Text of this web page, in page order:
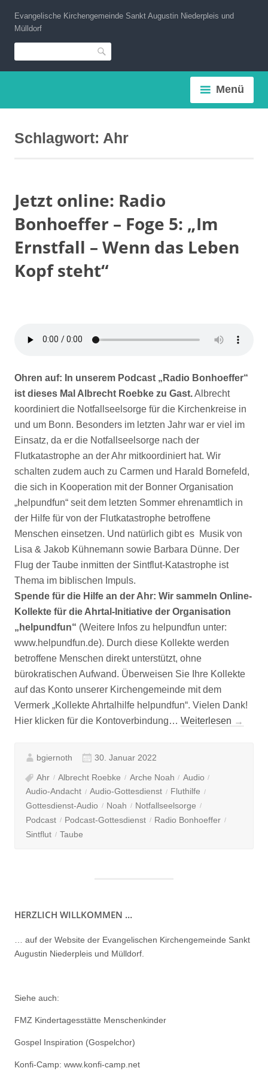
Inhalt
springen
Evangelische Kirchengemeinde Sankt Augustin Niederpleis und
Mülldorf
Suche
Menü
Schlagwort: Ahr
Jetzt online: Radio
Bonhoeffer – Foge 5: „Im
Ernstfall – Wenn das Leben
Kopf steht“
Ohren auf: In unserem Podcast „Radio Bonhoeffer“
ist dieses Mal Albrecht Roebke zu Gast.Albrecht
koordiniert die Notfallseelsorge für die Kirchenkreise in
und um Bonn. Besonders im letzten Jahr war er viel im
Einsatz, da er die Notfallseelsorge nach der
Flutkatastrophe an der Ahr mitkoordiniert hat. Wir
schalten zudem auch zu Carmen und Harald Bornefeld,
die sich in Kooperation mit der Bonner Organisation
„helpundfun“ seit dem letzten Sommer ehrenamtlich in
der Hilfe für von der Flutkatastrophe betroffene
Menschen einsetzen. Und natürlich gibt es Musik von
Lisa & Jakob Kühnemann sowie Barbara Dünne. Der
Flug der Taube inmitten der Sintflut-Katastrophe ist
Thema im biblischen Impuls.
Spende für die Hilfe an der Ahr: Wir sammeln Online-
Kollekte für die Ahrtal-Initiative der Organisation
„helpundfun“ (Weitere Infos zu helpundfun unter:
www.helpundfun.de). Durch diese Kollekte werden
betroffene Menschen direkt unterstützt, ohne
bürokratischen Aufwand. Überweisen Sie Ihre Kollekte
auf das Konto unserer Kirchengemeinde mit dem
Vermerk „Kollekte Ahrtalhilfe helpundfun“. Vielen Dank!
Hier klicken für die Kontoverbindung… Weiterlesen
„Jetzt
steht““
→
bgiernoth 30. Januar 2022
Ahr Albrecht Roebke Arche Noah
Audio
Audio-Andacht
Audio-Gottesdienst
Fluthilfe
Gottesdienst-Audio
Noah
Notfallseelsorge
Podcast
Podcast-Gottesdienst
Radio Bonhoeffer
Sintflut
Taube
HERZLICH WILLKOMMEN …
… auf der Website der Evangelischen Kirchengemeinde Sankt
Augustin Niederpleis und Mülldorf.
Siehe auch:
FMZ Kindertagesstätte Menschenkinder
Gospel Inspiration (Gospelchor)
Konfi-Camp: www.konfi-camp.net